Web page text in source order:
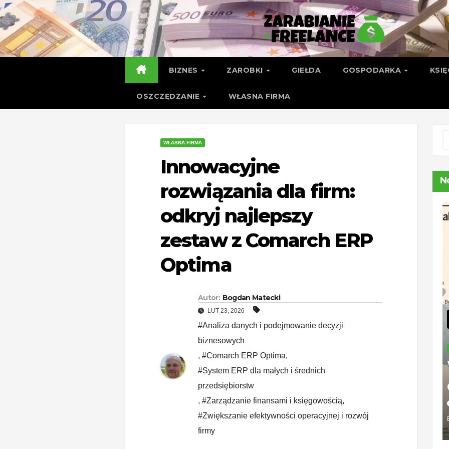
Skip
to
content
BIZNES ZAROBKI GIEŁDA GOSPODARKA
OSZCZĘDZANIE WŁASNA FIRMA
WŁASNA FIRMA
Innowacyjne
rozwiązania dla firm:
odkryj najlepszy
zestaw z Comarch ERP
Optima
Autor: Bogdan Matecki
LUT 23, 2026
#Analiza danych i podejmowanie decyzji
biznesowych
, #Comarch ERP Optima,
#System ERP dla małych i średnich
przedsiębiorstw
, #Zarządzanie finansami i księgowością,
#Zwiększanie efektywności operacyjnej i rozwój
firmy
Płatny
w
—
BOGDAN